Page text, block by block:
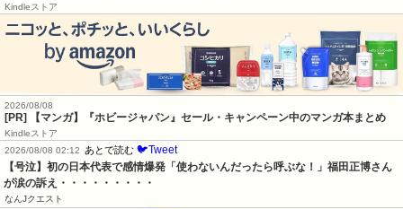
Kindleストア
2026/08/08
[PR] 【マンガ】『ホビージャパン』セール・キャンペーン中のマンガ本まとめ
Kindleストア
2026/08/08 02:12
あとで読む 🐦Tweet
【号泣】初の日本代表で感情爆発「使わないんだったら呼ぶな！」福田正博さん
が涙の訴え・・・・・・・・・
なんJクエスト